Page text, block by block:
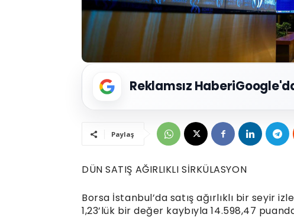
Reklamsız Haberi
Paylaş
DÜN SATIŞ AĞIRLIKLI SİRKÜLASYON
Borsa İstanbul’da satış ağırlıklı bir seyir
1,23’lük bir değer kaybıyla 14.598,47